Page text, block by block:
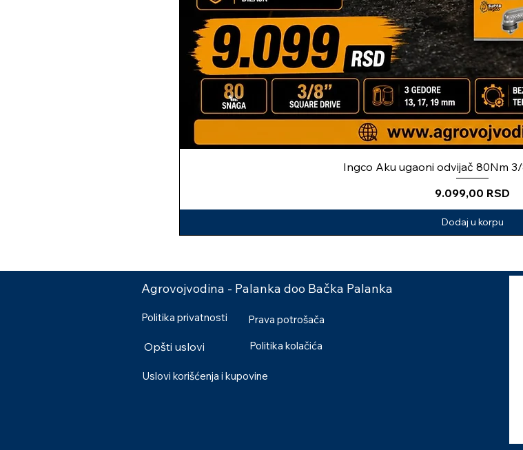
Ingco Aku ugaoni odvijač 80Nm
Price
9.099,00 RSD
Dodaj u korpu
Agrovojvodina - Palanka doo Bačka Palanka
Politika privatnosti
Opšti uslovi
Prava potrošača
Politika kolačića
Uslovi korišćenja i kupovine